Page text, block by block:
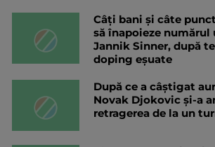
Câți bani și câte
să înapoieze numărul
Jannik Sinner, după
doping eșuate
După ce a câștigat
Novak Djokovic și-a
retragerea de la un